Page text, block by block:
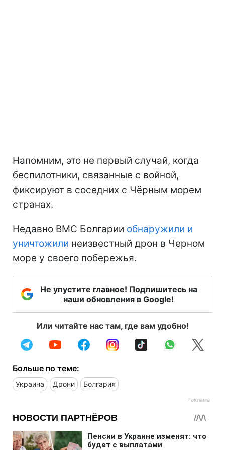
Напомним, это не первый случай, когда
беспилотники, связанные с войной,
фиксируют в соседних с Чёрным морем
странах.
Недавно ВМС Болгарии обнаружили и
уничтожили неизвестный дрон в Черном
море у своего побережья.
Не упустите главное! Подпишитесь на
наши обновления в Google!
Или читайте нас там, где вам удобно!
Больше по теме:
Украина Дрони Болгария